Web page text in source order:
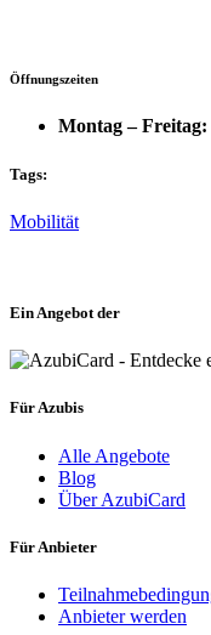
Öffnungszeiten
Montag – Freitag:
Tags:
Mobilität
Ein Angebot der
Für Azubis
Alle Angebote
Blog
Über AzubiCard
Für Anbieter
Anbieter werden